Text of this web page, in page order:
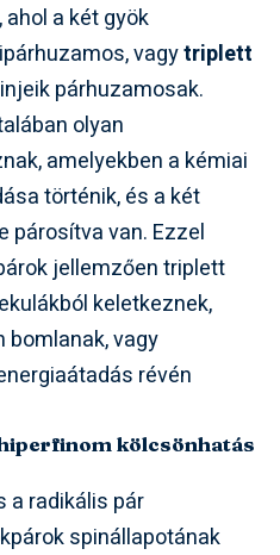
ahol a két gyök
vagytriplett
párhuzamosak.
olyan
amelyekben a kémiai
történik, és a két
párosítva van. Ezzel
jellemzően triplett
keletkeznek,
vagy
révén
kölcsönhatás
a radikális pár
spinállapotának